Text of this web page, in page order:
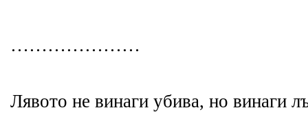
…………………
Лявото не винаги убива, но винаги